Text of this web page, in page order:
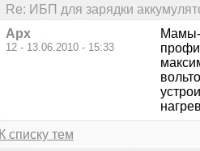
Re: ИБП для зарядки
Арх
12 - 13.06.2010 - 15:33
Мамы-
К списку тем